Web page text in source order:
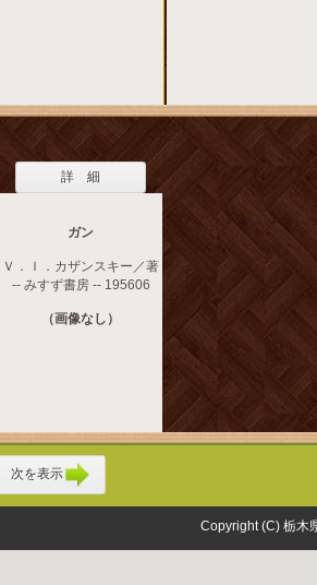
詳 細
ガン
Ｖ．Ｉ．カザンスキー／著
-- みすず書房 -- 195606
（画像なし）
次を表示
Copyright (C) 栃木